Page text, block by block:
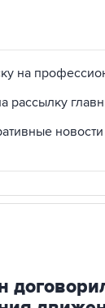
на
рассылку